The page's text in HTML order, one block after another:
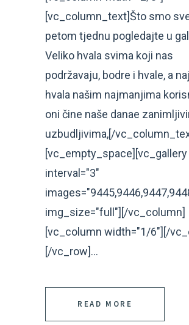
[vc_column_text]Što smo
petom tjednu pogledajte u
Veliko hvala svima koji nas
podržavaju, bodre i hvale, a
hvala našim najmanjima
oni čine naše danae
uzbudljivima,[/
[vc_empty_space][vc_gallery
interval="3"
img_size="full"][/vc_column]
[vc_column width="1/6"][/
[/vc_row]...
READ MORE